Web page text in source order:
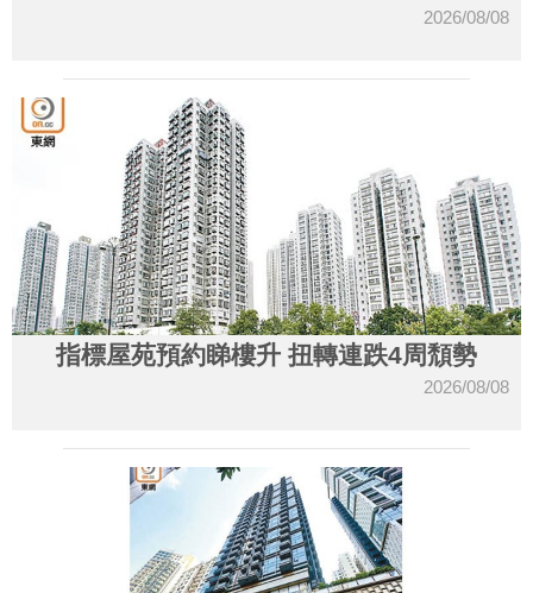
2026/08/08
指標屋苑預約睇樓升 扭轉連跌4周頹勢
2026/08/08